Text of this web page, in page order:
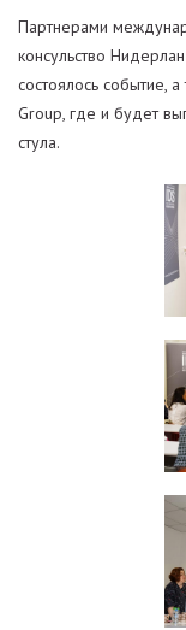
Партнерами
консульство
состоялось событие,
Group, где и будет
стула.